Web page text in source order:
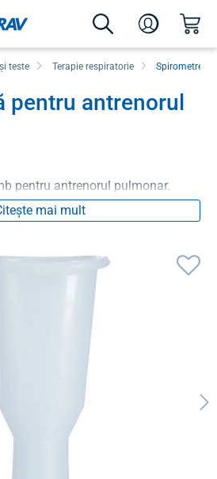
teste Terapie respiratorie Spirometre și
pentru antrenorul
pentru antrenorul pulmonar.
mai mult